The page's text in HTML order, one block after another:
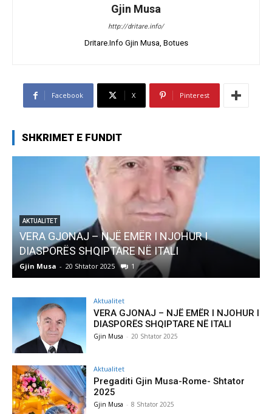
Gjin Musa
http://dritare.info/
Dritare.Info Gjin Musa, Botues
Facebook X Pinterest
SHKRIMET E FUNDIT
AKTUALITET
Pregaditi Gjin Musa-Rome- Shtator 2025
Gjin Musa - 8 Shtator 2025
Aktualitet
VERA GJONAJ – NJË EMËR I NJOHUR I
DIASPORËS SHQIPTARE NË ITALI
Gjin Musa - 20 Shtator 2025
Aktualitet
Pregaditi Gjin Musa-Rome- Shtator
2025
Gjin Musa - 8 Shtator 2025